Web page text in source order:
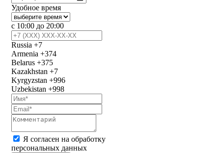
Удобное время
с 10:00 до 20:00
Russia +7
Armenia +374
Belarus +375
Kazakhstan +7
Kyrgyzstan +996
Uzbekistan +998
Я согласен на обработку
персональных данных